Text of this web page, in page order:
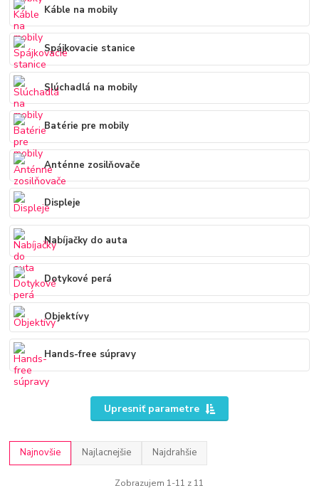
Káble na mobily
Spájkovacie stanice
Slúchadlá na mobily
Batérie pre mobily
Anténne zosilňovače
Displeje
Nabíjačky do auta
Dotykové perá
Objektívy
Hands-free súpravy
Upresniť parametre
Najnovšie Najlacnejšie Najdrahšie
Zobrazujem 1-11 z 11